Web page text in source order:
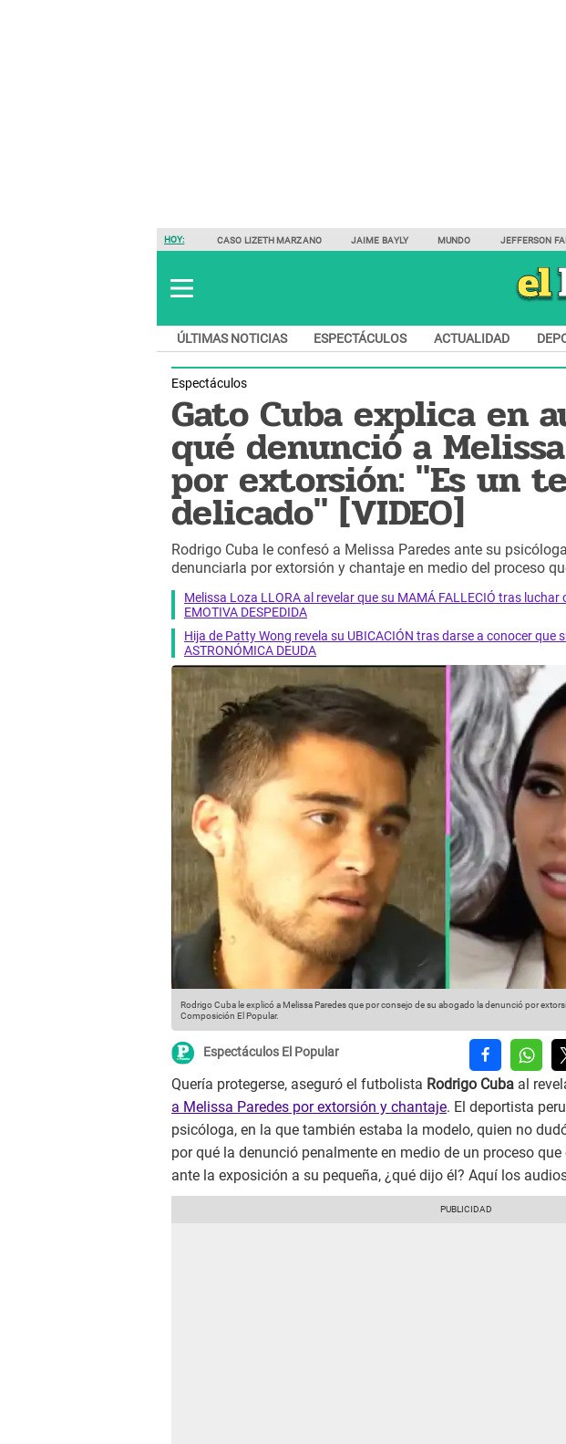
HOY: CASO LIZETH MARZANO JAIME BAYLY MUNDO JEFFERSON
ÚLTIMAS NOTICIAS ESPECTÁCULOS ACTUALIDAD
Espectáculos
Gato Cuba explica en
qué denunció a
por extorsión: "Es un
delicado" [VIDEO]
Rodrigo Cuba le confesó a Melissa Paredes ante su
denunciarla por extorsión y chantaje en medio del proceso
Melissa Loza LLORA al revelar que su MAMÁ FALLECIÓ tras luchar
EMOTIVA DESPEDIDA
Hija de Patty Wong revela su UBICACIÓN tras darse a conocer que
ASTRONÓMICA DEUDA
Rodrigo Cuba le explicó a Melissa Paredes que por consejo de su abogado la denunció por
Composición El Popular.
Espectáculos El Popular
Quería protegerse, aseguró el futbolista Rodrigo Cuba al
a Melissa Paredes por extorsión y chantaje. El deportista
psicóloga, en la que también estaba la modelo, quien no
por qué la denunció penalmente en medio de un proceso
ante la exposición a su pequeña, ¿qué dijo él? Aquí los